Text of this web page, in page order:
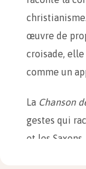
œuvre de
croisade,
comme un
La Chanson
gestes qui
et les